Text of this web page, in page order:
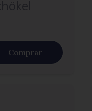
Comprar